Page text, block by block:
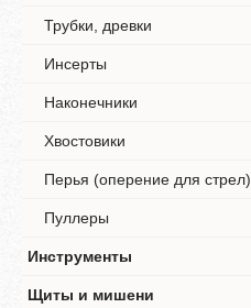
Трубки, древки
Инсерты
Наконечники
Хвостовики
Перья (оперение для стрел)
Пуллеры
Инструменты
Щиты и мишени